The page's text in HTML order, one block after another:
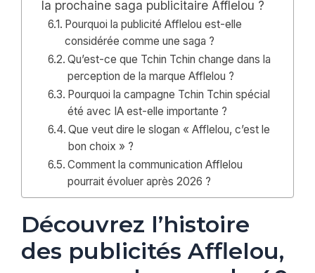
la prochaine saga publicitaire Afflelou ?
Pourquoi la publicité Afflelou est-elle
considérée comme une saga ?
Qu’est-ce que Tchin Tchin change dans la
perception de la marque Afflelou ?
Pourquoi la campagne Tchin Tchin spécial
été avec IA est-elle importante ?
Que veut dire le slogan « Afflelou, c’est le
bon choix » ?
Comment la communication Afflelou
pourrait évoluer après 2026 ?
Découvrez l’histoire
des publicités Afflelou,